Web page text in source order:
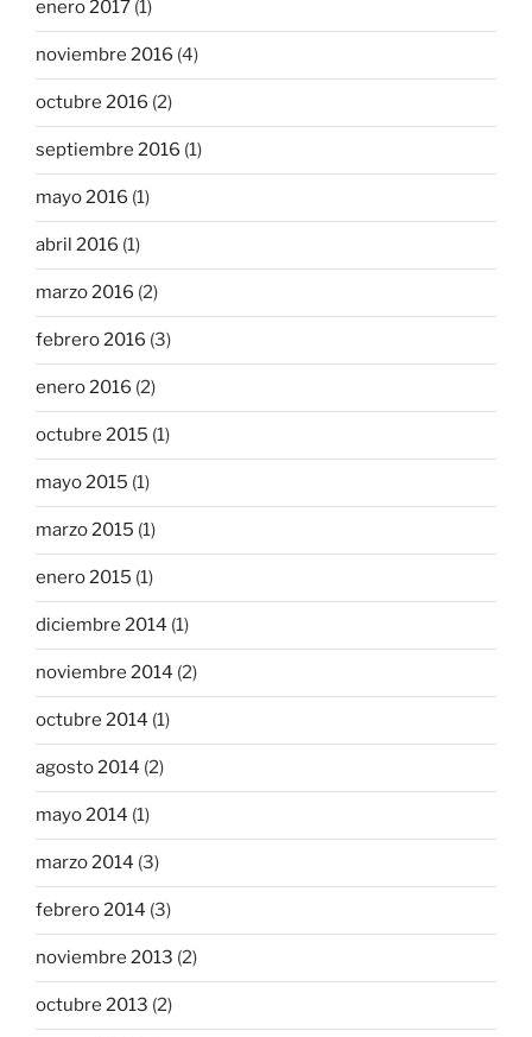
enero 2017 (1)
noviembre 2016 (4)
octubre 2016 (2)
septiembre 2016 (1)
mayo 2016 (1)
abril 2016 (1)
marzo 2016 (2)
febrero 2016 (3)
enero 2016 (2)
octubre 2015 (1)
mayo 2015 (1)
marzo 2015 (1)
enero 2015 (1)
diciembre 2014 (1)
noviembre 2014 (2)
octubre 2014 (1)
agosto 2014 (2)
mayo 2014 (1)
marzo 2014 (3)
febrero 2014 (3)
noviembre 2013 (2)
octubre 2013 (2)